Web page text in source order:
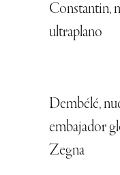
Constantin,
ultraplano
Dembélé,
embajador
Zegna